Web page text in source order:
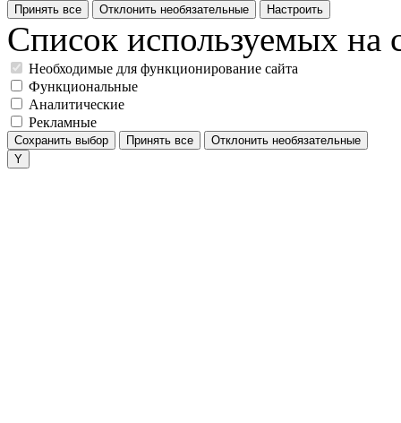
Принять все Отклонить необязательные Настроить
Список используемых на
Необходимые для функционирование сайта
Функциональные
Аналитические
Рекламные
Сохранить выбор Принять все Отклонить необязательные